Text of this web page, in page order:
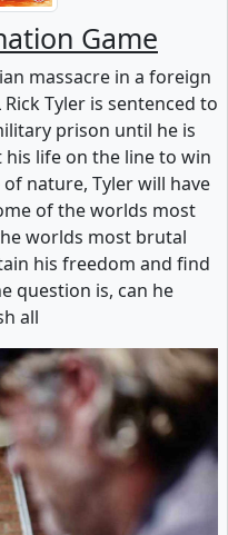
Game
massacre in a foreign
Tyler is sentenced to
prison until he is
life on the line to win
nature, Tyler will have
of the worlds most
worlds most brutal
his freedom and find
question is, can he
all